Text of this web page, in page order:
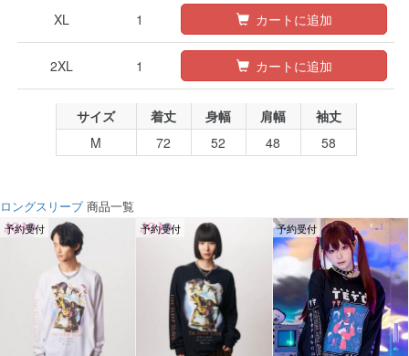
XL 1 カートに追加
2XL 1 カートに追加
サイズ 着丈 身幅 肩幅
袖丈
M
72 52 48 58
ロングスリーブ 商品一覧
予約受付 予約受付 予約受付